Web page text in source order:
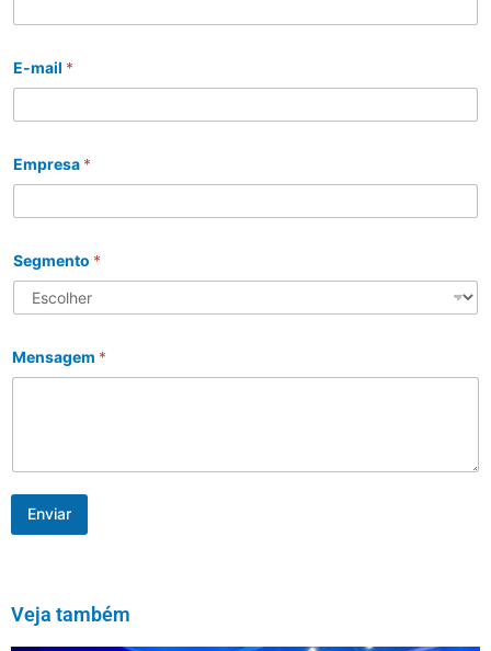
E-mail *
Empresa *
Segmento *
Mensagem *
Enviar
Veja também